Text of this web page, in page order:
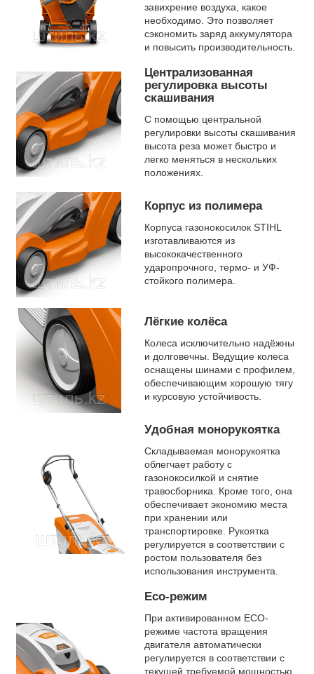
завихрение воздуха, какое
необходимо. Это позволяет
сэкономить заряд аккумулятора
и повысить производительность.
Централизованная
регулировка высоты
скашивания
С помощью центральной
регулировки высоты скашивания
высота реза может быстро и
легко меняться в нескольких
положениях.
Корпус из полимера
Корпуса газонокосилок STIHL
изготавливаются из
высококачественного
ударопрочного, термо- и УФ-
стойкого полимера.
Лёгкие колёса
Колеса исключительно надёжны
и долговечны. Ведущие колеса
оснащены шинами с профилем,
обеспечивающим хорошую тягу
и курсовую устойчивость.
Удобная монорукоятка
Складываемая монорукоятка
облегчает работу с
газонокосилкой и снятие
травосборника. Кроме того, она
обеспечивает экономию места
при хранении или
транспортировке. Рукоятка
регулируется в соответствии с
ростом пользователя без
использования инструмента.
Eco-режим
При активированном ECO-
режиме частота вращения
двигателя автоматически
регулируется в соответствии с
текущей требуемой мощностью.